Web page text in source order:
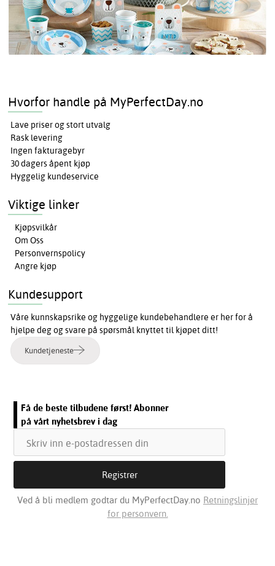
Hvorfor handle på MyPerfectDay.no
Lave priser og stort utvalg
Rask levering
Ingen fakturagebyr
30 dagers åpent kjøp
Hyggelig kundeservice
Viktige linker
Kjøpsvilkår
Om Oss
Personvernspolicy
Angre kjøp
Kundesupport
Våre kunnskapsrike og hyggelige kundebehandlere er her for å
hjelpe deg og svare på spørsmål knyttet til kjøpet ditt!
Kundetjeneste
Få de beste tilbudene først! Abonner
på vårt nyhetsbrev i dag
Ved å bli medlem godtar du MyPerfectDay.no Retningslinjer
for personvern.